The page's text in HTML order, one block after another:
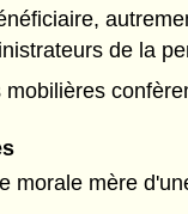
de la
morale mère